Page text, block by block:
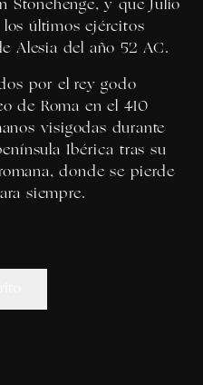
Stonehenge, y que Julio
últimos ejércitos
Alesia del año 52 AC.
por el rey godo
de Roma en el 410
visigodas durante
Ibérica tras su
donde se pierde
siempre.